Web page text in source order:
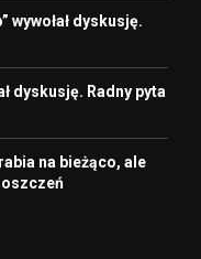
wywołał dyskusję.
dyskusję. Radny pyta
na bieżąco, ale